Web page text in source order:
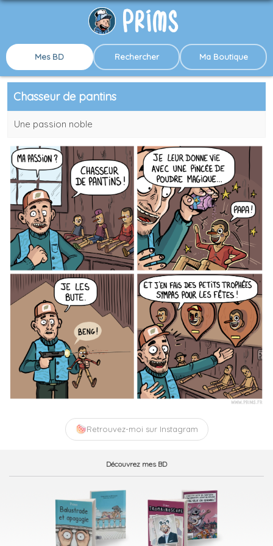
Mes BD Rechercher Ma Boutique
Chasseur de pantins
Une passion noble
Retrouvez-moi sur Instagram
Découvrez mes BD